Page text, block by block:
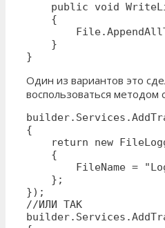
public void
    {
    }
}
Один из вариантов это
воспользоваться методом
{
return new
    {
FileName =
    };
});
//ИЛИ ТАК